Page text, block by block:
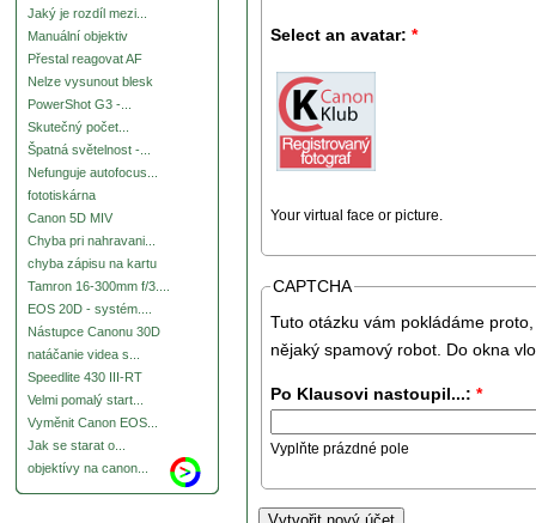
Jaký je rozdíl mezi...
Manuální objektiv
Přestal reagovat AF
Nelze vysunout blesk
PowerShot G3 -...
Skutečný počet...
Špatná světelnost -...
Nefunguje autofocus...
fototiskárna
Canon 5D MIV
Chyba pri nahravani...
chyba zápisu na kartu
Tamron 16-300mm f/3....
EOS 20D - systém....
Nástupce Canonu 30D
natáčanie videa s...
Speedlite 430 III-RT
Velmi pomalý start...
Vyměnit Canon EOS...
Jak se starat o...
objektívy na canon...
Select an avatar: *
Your virtual face or picture.
CAPTCHA
Tuto otázku vám pokládáme
nějaký spamový robot. Do okna
Po Klausovi nastoupil...: *
Vyplňte prázdné pole